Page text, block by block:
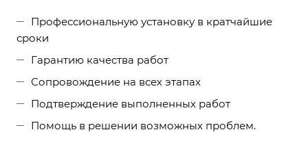
Профессиональную установку в кратчайшие
сроки
Гарантию качества работ
Сопровождение на всех этапах
Подтверждение выполненных работ
Помощь в решении возможных проблем.